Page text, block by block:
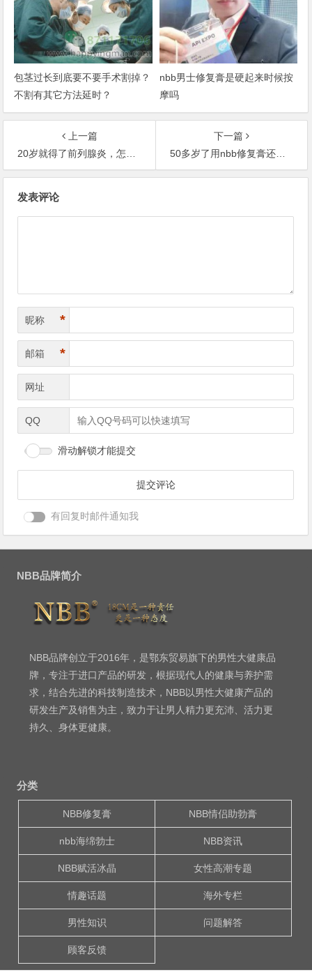
包茎过长到底要不要手术割掉？
不割有其它方法延时？
nbb男士修复膏是硬起来时候按
摩吗
上一篇
20岁就得了前列腺炎，怎么办？前列腺的5大症状及最佳疗法
下一篇
50多岁了用nbb修复膏还有效果吗？
发表评论
昵称 *
邮箱 *
网址
QQ
滑动解锁才能提交
有回复时邮件通知我
NBB品牌简介
NBB品牌创立于2016年，是鄂东贸易旗下的男性大健康品
牌，专注于进口产品的研发，根据现代人的健康与养护需
求，结合先进的科技制造技术，NBB以男性大健康产品的
研发生产及销售为主，致力于让男人精力更充沛、活力更
持久、身体更健康。
分类
NBB修复膏 NBB情侣助勃膏
nbb海绵勃士 NBB资讯
NBB赋活冰晶 女性高潮专题
情趣话题 海外专栏
男性知识 问题解答
顾客反馈